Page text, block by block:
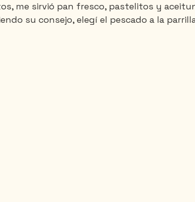
me sirvió pan fresco, pastelitos y
su consejo, elegí el pescado a la